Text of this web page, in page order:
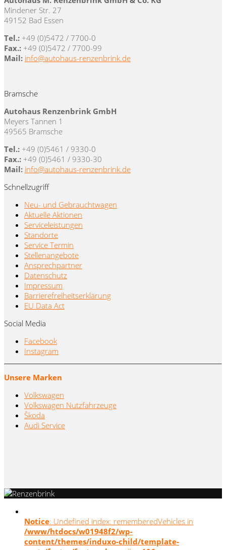
Mindener Str. 27
49152 Bad Essen
Tel.: +49 (0)5472 / 7700-0
Fax.: +49 (0)5472 / 7700-99
Mail: info@autohaus-renzenbrink.de
Bramsche
Autohaus Renzenbrink GmbH
Meyers Tannen 1
49565 Bramsche
Tel.: +49 (0)5461 / 9330-0
Fax.: +49 (0)5461 / 9330-30
Mail: info@autohaus-renzenbrink.de
Schnellzugriff
Neu- und Gebrauchtwagen
Aktuelle Aktionen
Serviceleistungen
Standorte
Service Termin
Stellenangebote
Ansprechpartner
Datenschutz
Impressum
Barrierefreiheitserklärung
EU Data Act
Social Media
Facebook
Instagram
Unsere Marken
Volkswagen
Volkswagen Nutzfahrzeuge
Škoda
Audi Service
Notice: Undefined index: rememberedVehicles in
/www/htdocs/w01948f2/wp-
content/themes/induxo-child/template-